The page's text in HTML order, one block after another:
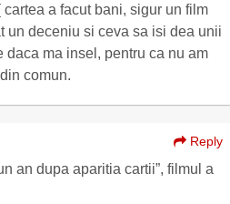
a facut bani, sigur un film
un deceniu si ceva sa isi dea unii
daca ma insel, pentru ca nu am
comun.
Reply
an dupa aparitia cartii”, filmul a